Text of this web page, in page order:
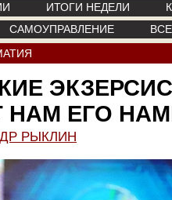
ИТОГИ НЕДЕЛИ
САМОУПРАВЛЕНИЕ
ЕГО
РЫКЛИН